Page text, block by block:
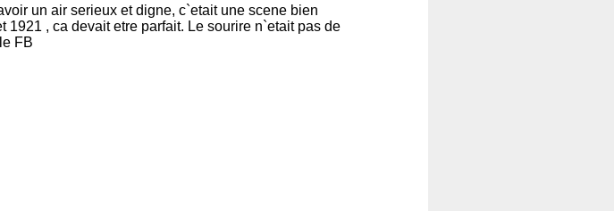
un air serieux et digne, c`etait une scene bien
, ca devait etre parfait. Le sourire n`etait pas de
FB